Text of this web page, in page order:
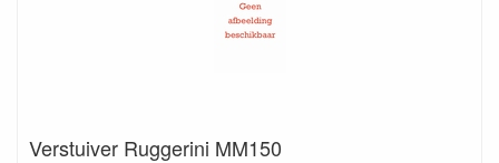
Verstuiver Ruggerini MM150